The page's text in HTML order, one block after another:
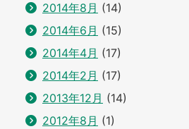
2014年8月 (14)
2014年6月 (15)
2014年4月 (17)
2014年2月 (17)
2013年12月 (14)
2012年8月 (1)